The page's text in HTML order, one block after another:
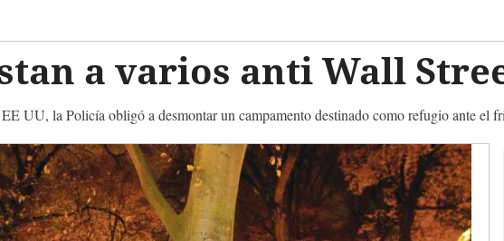
a varios anti Wall
UU, la Policía obligó a desmontar un campamento destinado como refugio ante el